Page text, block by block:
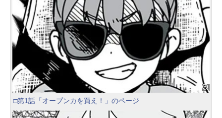
□第1話「オープンカを買え！」のページ